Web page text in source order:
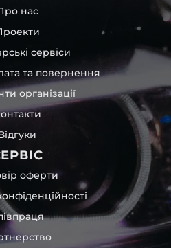
нас
сервіси
та повернення
організації
оферти